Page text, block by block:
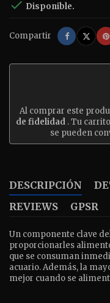
 Disponible.
Compartir Compartir
Al comprar este
de fidelidad. Tu
se pueden
DESCRIPCIÓN
REVIEWS
GPSR
Un componente clave
proporcionarles
que se consuman
acuario. Además, la
mejor cuando se